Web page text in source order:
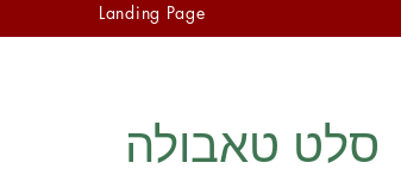
Landing Page
סלט טאבולה